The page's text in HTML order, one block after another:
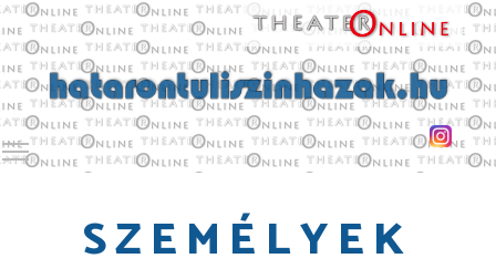
Toggle main menu visibility
SZEMÉLYEK